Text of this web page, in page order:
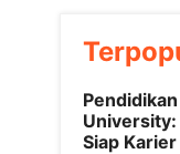
Siap